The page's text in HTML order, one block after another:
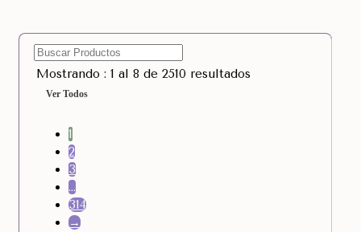
Mostrando : 1 al 8 de 2510 resultados
Ver Todos
1
2
3
…
314
→